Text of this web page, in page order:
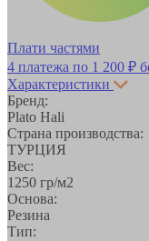
Плати частями
4 платежа по 1 200 ₽
Характеристики
Бренд:
Plato Hali
Страна производства:
ТУРЦИЯ
Вес:
1250 гр/м2
Основа:
Резина
Тип: